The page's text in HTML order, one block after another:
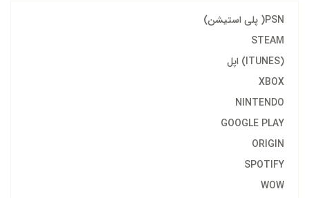
PSN( پلی استیشن)
STEAM
(ITUNES) اپل
XBOX
NINTENDO
GOOGLE PLAY
ORIGIN
SPOTIFY
WOW